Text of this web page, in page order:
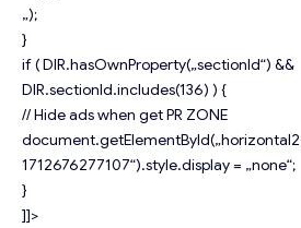
„);
}
if ( DIR.hasOwnProperty(„sectionId“) &&
DIR.sectionId.includes(136) ) {
// Hide ads when get PR ZONE
1712676277107“).style.display = „none“;
}
]]>